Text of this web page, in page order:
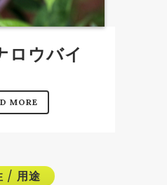
ロウバイ
MORE
/ 用途